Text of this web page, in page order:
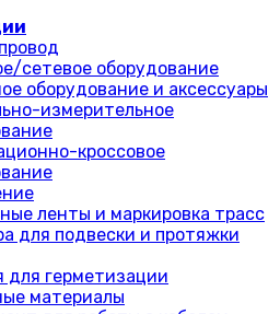
сетевое оборудование
оборудование и аксессуары
измерительное
кроссовое
ленты и маркировка трасс
для подвески и протяжки
для герметизации
материалы